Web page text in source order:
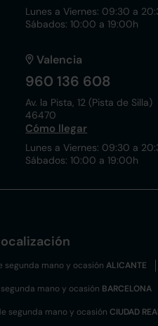
Lunes a Viernes: 09:30 a
Sábados: 10:00 a 19:00h
Valencia
960 136 608
Av. la Pista, 12 (Pista de Silla)
46470
Cómo llegar
Lunes a Viernes: 09:30 a
Sábados: 10:00 a 19:00h
segunda mano y ocasión ALICANTE
mano y ocasión BARCELONA
segunda mano y ocasión CIUDAD